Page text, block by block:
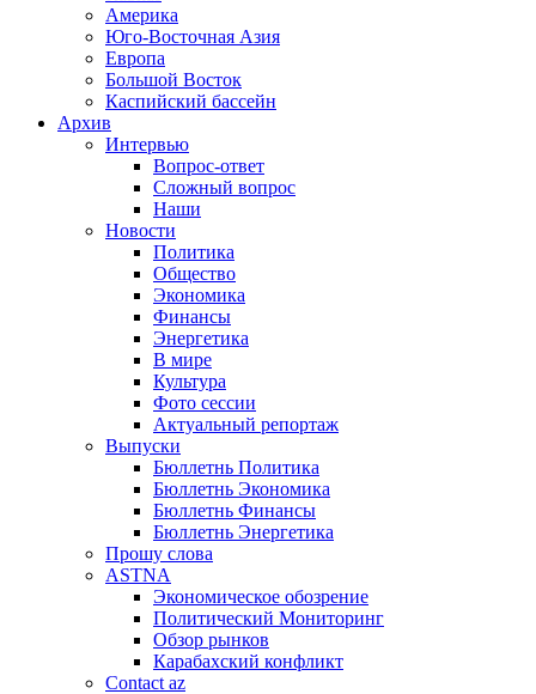
Америка
Юго-Восточная Азия
Европа
Большой Восток
Каспийский бассейн
Архив
Интервью
Вопрос-ответ
Сложный вопрос
Наши
Новости
Политика
Общество
Экономика
Финансы
Энергетика
В мире
Культура
Фото сессии
Актуальный репортаж
Выпуски
Бюллетнь Политика
Бюллетнь Экономика
Бюллетнь Финансы
Бюллетнь Энергетика
Прошу слова
ASTNA
Экономическое обозрение
Политический Мониторинг
Обзор рынков
Карабахский конфликт
Contact az